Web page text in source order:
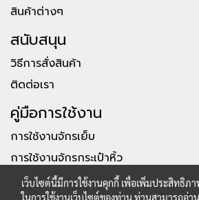
สินค้าต่างๆ
สนับสนุน
วิธีการสั่งสินค้า
ติดต่อเรา
คู่มือการใช้งาน
การใช้งานจักรเย็บ
การใช้งานจักรกระเป๋าหิ้ว
เว็บไซต์นี้มีการใช้งานคุกกี้ เพื่อเพิ่มประสิทธิ
ในการใช้งานเว็บไซต์ของท่าน ท่านสามารถอ่า